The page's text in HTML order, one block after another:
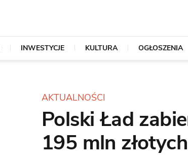
INWESTYCJE KULTURA OGŁOSZENIA
AKTUALNOŚCI
Polski Ład
195 mln złotych